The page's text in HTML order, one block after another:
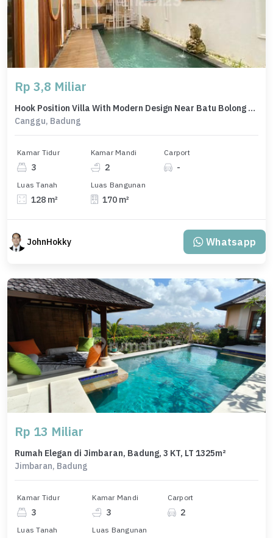
Rp 3,8 Miliar
Hook Position Villa With Modern Design Near Batu Bolong Beach Canggu
Canggu, Badung
Kamar Tidur
3
Kamar Mandi
2
Carport
-
Luas Tanah
128 m²
Luas Bangunan
170 m²
JohnHokky Whatsapp
Rp 13 Miliar
Rumah Elegan di Jimbaran, Badung, 3 KT, LT 1325m²
Jimbaran, Badung
Kamar Tidur
3
Kamar Mandi
3
Carport
2
Luas Tanah Luas Bangunan